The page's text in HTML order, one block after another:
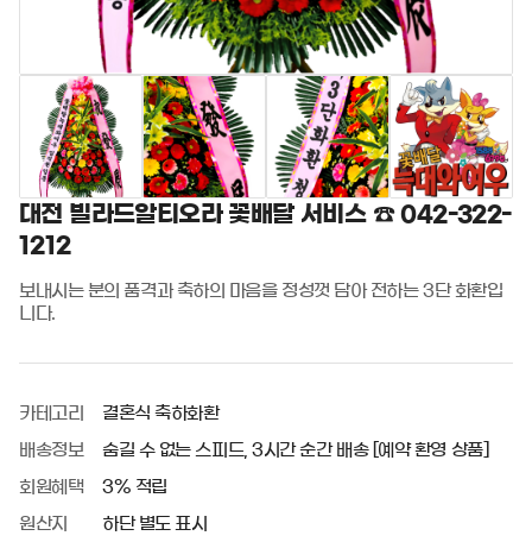
대전 빌라드알티오라 꽃배달 서비스 ☎️ 042-322-
1212
보내시는 분의 품격과 축하의 마음을 정성껏 담아 전하는 3단 화환입
니다.
카테고리 결혼식 축하화환
배송정보 숨길 수 없는 스피드, 3시간 순간 배송 [예약 환영 상품]
회원혜택 3% 적립
원산지 하단 별도 표시